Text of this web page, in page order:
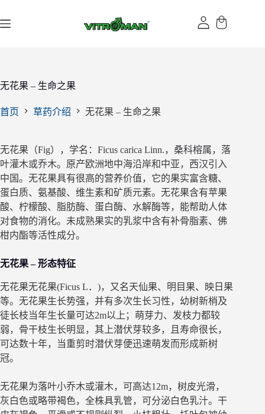
过
无花果 – 生命之果
首页 草药介绍 无花果 – 生命之果
无花果（Fig），学名：Ficus carica Linn.，桑科榕属，落
叶灌木或乔木。原产欧洲地中海沿岸和中亚，西汉引入
中国。无花果具有很高的营养价值，它的果实富含糖、
蛋白质、氨基酸、维生素和矿质元素。无花果含有苹果
酸、柠檬酸、脂肪酶、蛋白酶、水解酶等，能帮助人体
对食物的消化。未成熟果实的乳浆中含有补骨脂素、佛
柑内酯等活性成分。
无花果 – 形态特征
无花果无花果(Ficus L．)，又名天仙果、明目果、映日果
等。无花果生长势强，并有多次生长习性，幼树新梢及
徒长枝当年生长量可达2m以上；萌芽力、发枝力都较
弱，骨干枝生长明显，其上潜伏芽较多，且寿命很长，
可达数十年，当重剪时潜伏芽便迅速萌发而形成新树
冠。
无花果为落叶小乔木或灌木，可高达12m，树皮光滑，
灰白色或略带褐色，全株具乳管，可分泌白色乳汁。干